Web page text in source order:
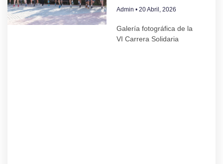
Admin 20 Abril, 2026
Galería fotográfica de la
VI Carrera Solidaria